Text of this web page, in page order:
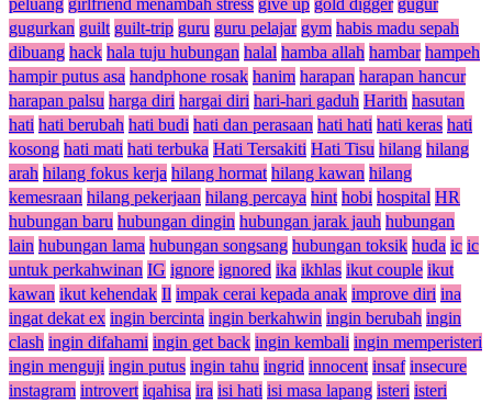
gugurkan guilt guilt-trip guru guru pelajar gym habis madu sepah
dibuang hack hala tuju hubungan halal hamba allah hambar hampeh
hampir putus asa handphone rosak hanim harapan harapan hancur
harapan palsu harga diri hargai diri hari-hari gaduh Harith hasutan
hati hati berubah hati budi hati dan perasaan hati hati hati keras hati
kosong hati mati hati terbuka Hati Tersakiti Hati Tisu hilang hilang
arah hilang fokus kerja hilang hormat hilang kawan hilang
kemesraan hilang pekerjaan hilang percaya hint hobi hospital HR
hubungan baru hubungan dingin hubungan jarak jauh hubungan
lain hubungan lama hubungan songsang hubungan toksik huda ic ic
untuk perkahwinan IG ignore ignored ika ikhlas ikut couple ikut
kawan ikut kehendak Il impak cerai kepada anak improve diri ina
ingat dekat ex ingin bercinta ingin berkahwin ingin berubah ingin
clash ingin difahami ingin get back ingin kembali ingin memperisteri
ingin menguji ingin putus ingin tahu ingrid innocent insaf insecure
instagram introvert iqahisa ira isi hati isi masa lapang isteri isteri